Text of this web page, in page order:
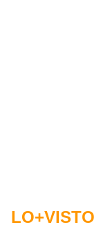
LO+VISTO